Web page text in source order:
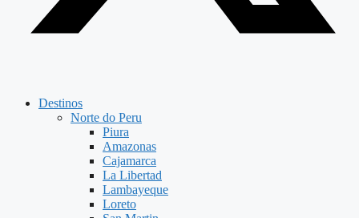
Destinos
Norte do Peru
Piura
Amazonas
Cajamarca
La Libertad
Lambayeque
Loreto